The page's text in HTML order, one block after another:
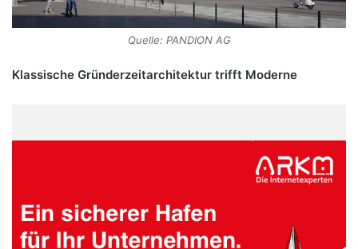
Quelle: PANDION AG
Klassische Gründerzeitarchitektur trifft Moderne